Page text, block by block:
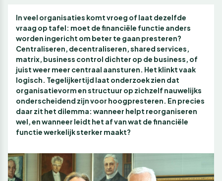
In veel organisaties komt vroeg of laat dezelfde
vraag op tafel: moet de financiële functie anders
worden ingericht om beter te gaan presteren?
Centraliseren, decentraliseren, shared services,
matrix, business control dichter op de business, of
juist weer meer centraal aansturen. Het klinkt vaak
logisch. Tegelijkertijd laat onderzoek zien dat
organisatievorm en structuur op zichzelf nauwelijks
onderscheidend zijn voor hoogpresteren. En precies
daar zit het dilemma: wanneer helpt reorganiseren
wel, en wanneer leidt het af van wat de financiële
functie werkelijk sterker maakt?